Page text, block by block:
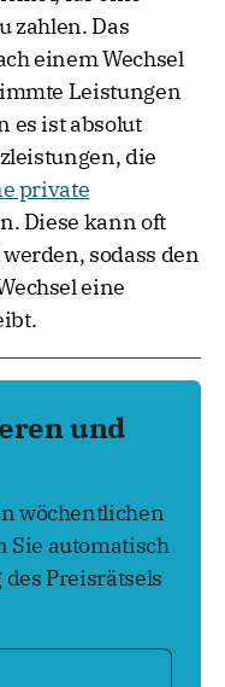
für eine
zahlen. Das
einem Wechsel
Leistungen
es ist absolut
die
private
Diese kann oft
sodass den
eine
und
wöchentlichen
automatisch
Preisrätsels